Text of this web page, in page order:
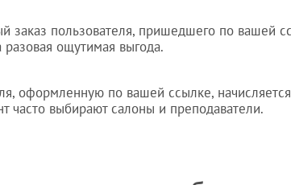
заказ пользователя, пришедшего по вашей
ощутимая выгода.
оформленную по вашей ссылке,
часто выбирают салоны и преподаватели.